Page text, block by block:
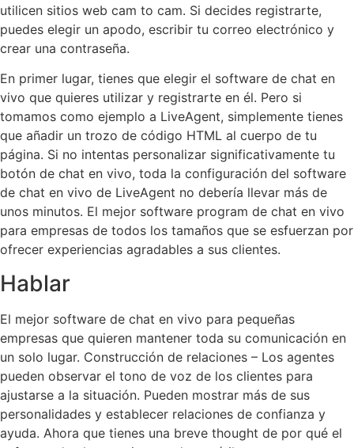
utilicen sitios web cam to cam. Si decides registrarte,
puedes elegir un apodo, escribir tu correo electrónico y
crear una contraseña.
En primer lugar, tienes que elegir el software de chat en
vivo que quieres utilizar y registrarte en él. Pero si
tomamos como ejemplo a LiveAgent, simplemente tienes
que añadir un trozo de código HTML al cuerpo de tu
página. Si no intentas personalizar significativamente tu
botón de chat en vivo, toda la configuración del software
de chat en vivo de LiveAgent no debería llevar más de
unos minutos. El mejor software program de chat en vivo
para empresas de todos los tamaños que se esfuerzan por
ofrecer experiencias agradables a sus clientes.
Hablar
El mejor software de chat en vivo para pequeñas
empresas que quieren mantener toda su comunicación en
un solo lugar. Construcción de relaciones – Los agentes
pueden observar el tono de voz de los clientes para
ajustarse a la situación. Pueden mostrar más de sus
personalidades y establecer relaciones de confianza y
ayuda. Ahora que tienes una breve thought de por qué el